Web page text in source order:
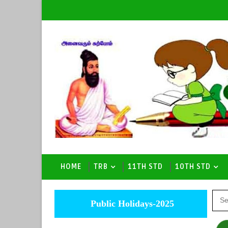
HOME TRB 11TH STD 10TH STD
Public Holidays-2025